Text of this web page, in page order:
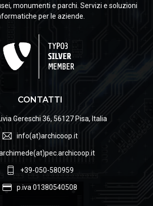
monumenti e parchi. Servizi e soluzioni
per le aziende.
CONTATTI
Gereschi 36, 56127 Pisa, Italia
info(at)archicoop.it
+39-050-580959
p.iva 01380540508